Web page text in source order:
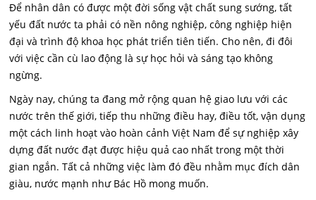
Để nhân dân có được một đời sống vật chất sung sướng, tất
yếu đất nước ta phải có nền nông nghiệp, công nghiệp hiện
đại và trình độ khoa học phát triển tiên tiến. Cho nên, đi đôi
với việc cần cù lao động là sự học hỏi và sáng tạo không
ngừng.
Ngày nay, chúng ta đang mở rộng quan hệ giao lưu với các
nước trên thế giới, tiếp thu những điều hay, điều tốt, vận dụng
một cách linh hoạt vào hoàn cảnh Việt Nam để sự nghiệp xây
dựng đất nước đạt được hiệu quả cao nhất trong một thời
gian ngắn. Tất cả những việc làm đó đều nhằm mục đích dân
giàu, nước mạnh như Bác Hồ mong muốn.